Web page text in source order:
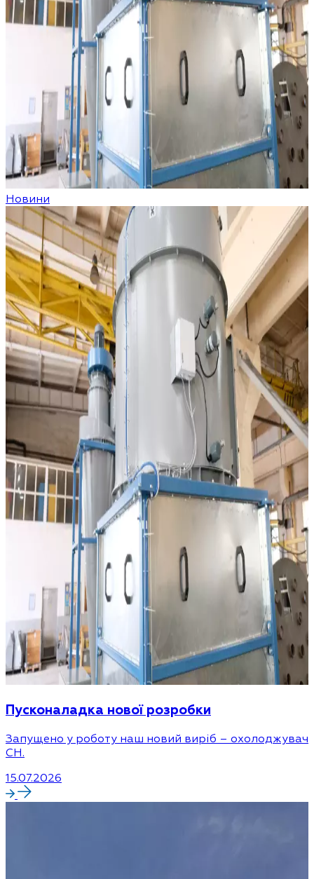
Новини
Пусконаладка нової розробки
Запущено у роботу наш новий виріб – охолоджувач
CH.
15.07.2026